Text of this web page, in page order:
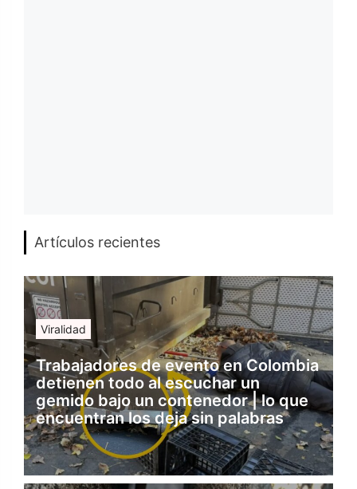
Artículos recientes
Viralidad
Trabajadores de evento en Colombia
detienen todo al escuchar un
gemido bajo un contenedor | lo que
encuentran los deja sin palabras